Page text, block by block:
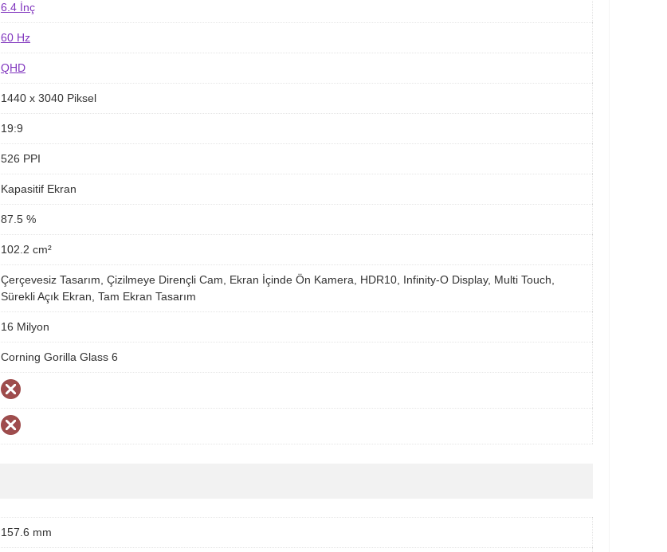
6.4 İnç
60 Hz
QHD
1440 x 3040 Piksel
19:9
526 PPI
Kapasitif Ekran
87.5 %
102.2 cm²
Çerçevesiz Tasarım, Çizilmeye Dirençli Cam, Ekran İçinde Ön Kamera, HDR10, Infinity-O Display, Multi Touch,
Sürekli Açık Ekran, Tam Ekran Tasarım
16 Milyon
Corning Gorilla Glass 6
157.6 mm